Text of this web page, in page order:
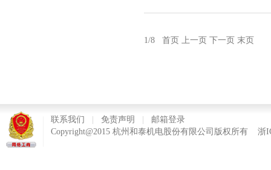
1/8 首页 上一页 下一页 末页
联系我们 免责声明
邮箱登录
Copyright@2015 杭州和泰机电股份有限公司版权所有
浙